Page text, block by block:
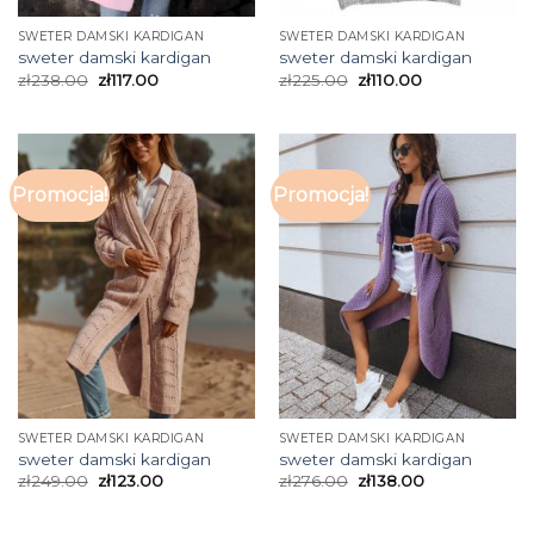
SWETER DAMSKI KARDIGAN
sweter damski kardigan
zł238.00 zł117.00
SWETER DAMSKI KARDIGAN
sweter damski kardigan
zł225.00 zł110.00
Promocja!
SWETER DAMSKI KARDIGAN
sweter damski kardigan
zł249.00 zł123.00
Promocja!
SWETER DAMSKI KARDIGAN
sweter damski kardigan
zł276.00 zł138.00